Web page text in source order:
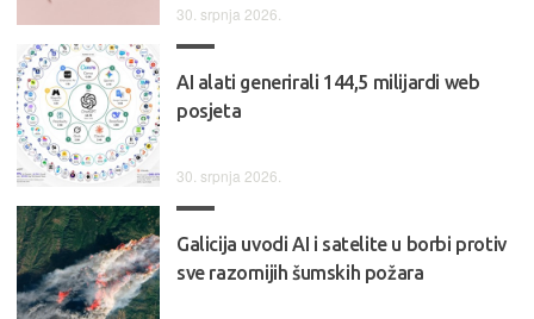
30. srpnja 2026.
AI alati generirali 144,5 milijardi web
posjeta
30. srpnja 2026.
Galicija uvodi AI i satelite u borbi protiv
sve razornijih šumskih požara